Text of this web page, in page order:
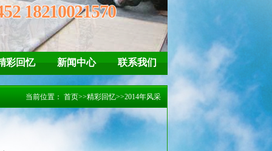
18210021570
彩回忆 新闻中心 联系我们
当前位置： 首页>>精彩回忆>>2014年风采